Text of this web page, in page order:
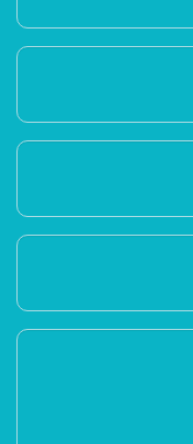
Tu nombre *
Tu WhatsApp *
Tus datos